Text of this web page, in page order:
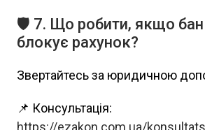
🛡 7. Що робити, якщо
блокує рахунок?
Звертайтесь за юридичною
📌 Консультація:
https://ezakon.com.ua/